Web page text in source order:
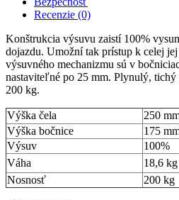
Recenzie (0)
Konštrukcia výsuvu zaistí 100%
dojazdu. Umožní tak prístup k celej
výsuvného mechanizmu sú v
nastaviteľné po 25 mm. Plynulý,
200 kg.
Výška čela
250
Výška bočnice
175
Výsuv
100%
Váha
18,6 kg
Nosnosť
200 kg